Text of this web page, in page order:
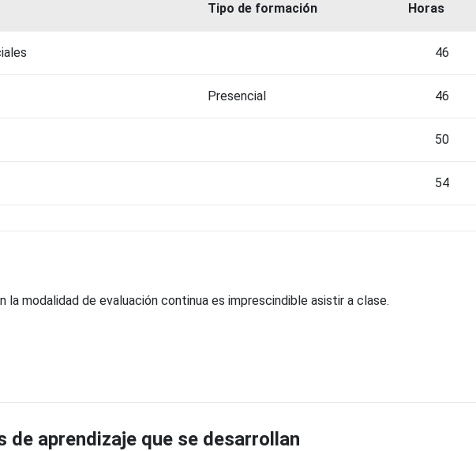
Tipo de formación Horas
46
Presencial 46
50
54
la modalidad de evaluación continua es imprescindible asistir a clase.
de aprendizaje que se desarrollan